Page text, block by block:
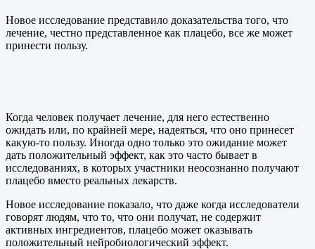
Новое исследование представило доказательства того, что
лечение, честно представленное как плацебо, все же может
принести пользу.
Когда человек получает лечение, для него естественно
ожидать или, по крайней мере, надеяться, что оно принесет
какую-то пользу. Иногда одно только это ожидание может
дать положительный эффект, как это часто бывает в
исследованиях, в которых участники неосознанно получают
плацебо вместо реальных лекарств.
Новое исследование показало, что даже когда исследователи
говорят людям, что то, что они получат, не содержит
активных ингредиентов, плацебо может оказывать
положительный нейробиологический эффект.